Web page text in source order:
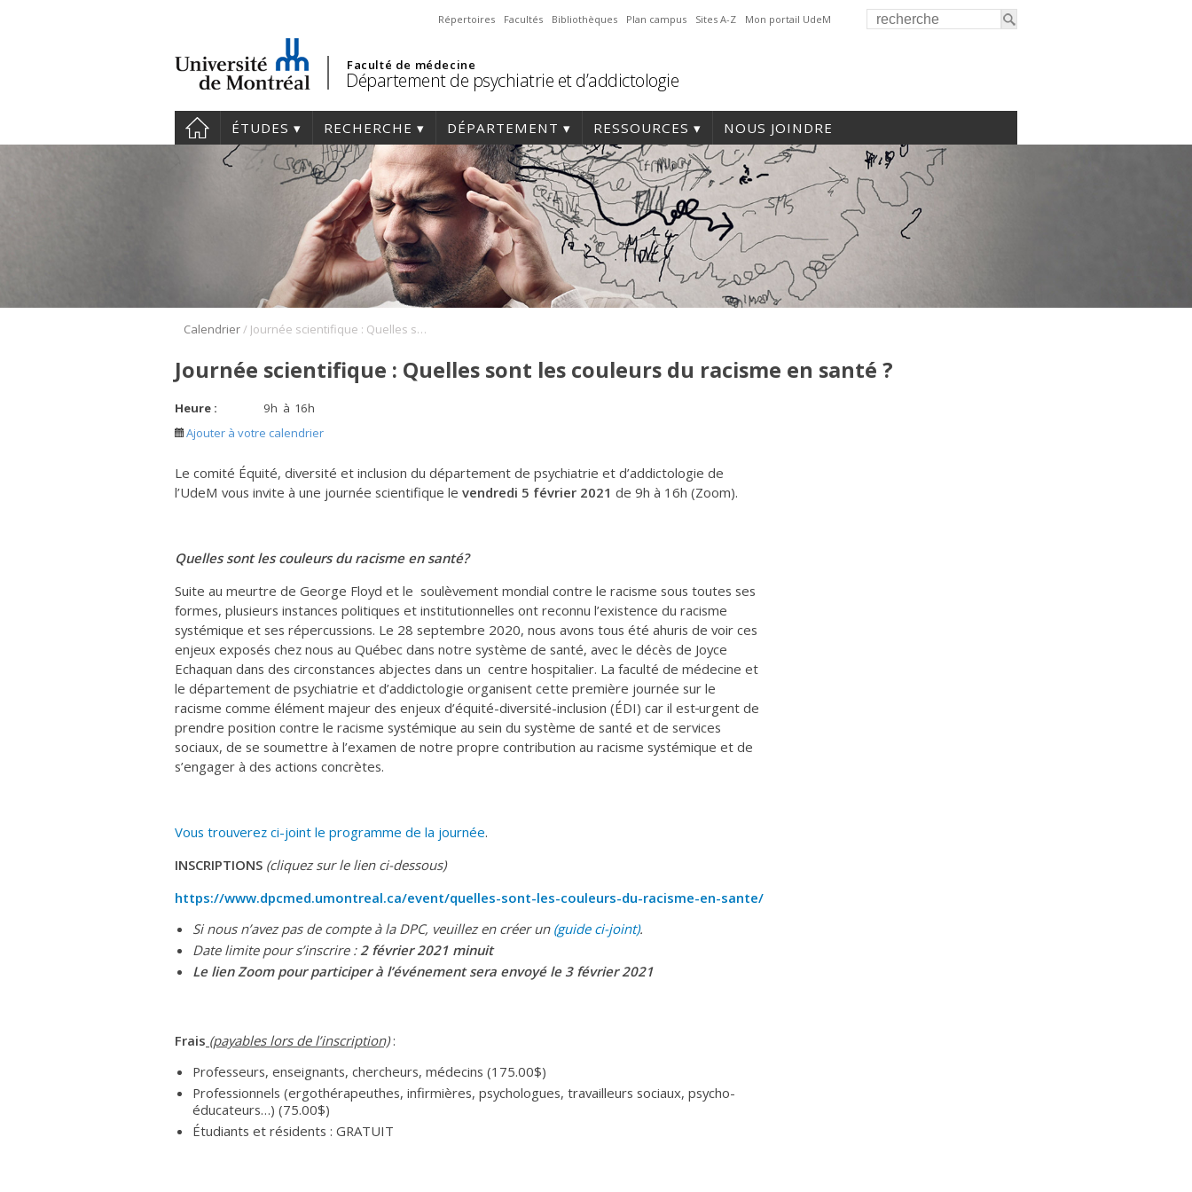
Répertoires Facultés Bibliothèques Plan campus Sites A-Z Mon portail UdeM
Faculté de médecine
Département de psychiatrie et d’addictologie
ÉTUDES RECHERCHE DÉPARTEMENT RESSOURCES NOUS JOINDRE
Calendrier/ Journée scientifique : Quelles sont les couleurs du racisme en santé ?
Journée scientifique : Quelles sont les couleurs du racisme en santé ?
Heure : 9h à 16h
Ajouter à votre calendrier
Le comité Équité, diversité et inclusion du département de psychiatrie et d’addictologie de
l’UdeM vous invite à une journée scientifique le vendredi 5 février 2021 de 9h à 16h (Zoom).
Quelles sont les couleurs du racisme en santé?
Suite au meurtre de George Floyd et le soulèvement mondial contre le racisme sous toutes ses
formes, plusieurs instances politiques et institutionnelles ont reconnu l’existence du racisme
systémique et ses répercussions. Le 28 septembre 2020, nous avons tous été ahuris de voir ces
enjeux exposés chez nous au Québec dans notre système de santé, avec le décès de Joyce
Echaquan dans des circonstances abjectes dans un centre hospitalier. La faculté de médecine et
le département de psychiatrie et d’addictologie organisent cette première journée sur le
racisme comme élément majeur des enjeux d’équité-diversité-inclusion (ÉDI) car il est urgent de
prendre position contre le racisme systémique au sein du système de santé et de services
sociaux, de se soumettre à l’examen de notre propre contribution au racisme systémique et de
s’engager à des actions concrètes.
Vous trouverez ci-joint le programme de la journée.
INSCRIPTIONS (cliquez sur le lien ci-dessous)
https://www.dpcmed.umontreal.ca/event/quelles-sont-les-couleurs-du-racisme-en-sante/
Si nous n’avez pas de compte à la DPC, veuillez en créer un (guide ci-joint).
Date limite pour s’inscrire :2 février 2021 minuit
Le lien Zoom pour participer à l’événement sera envoyé le 3 février 2021
Frais (payables lors de l’inscription):
Professeurs, enseignants, chercheurs, médecins (175.00$)
Professionnels (ergothérapeuthes, infirmières, psychologues, travailleurs sociaux, psycho-
éducateurs…) (75.00$)
Étudiants et résidents : GRATUIT